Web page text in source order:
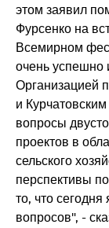
этом заявил
Фурсенко на
Всемирном
очень успешно
Организацией
и
вопросы
проектов в
сельского
перспективы
то, что
вопросов", -